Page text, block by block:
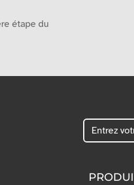
étape du